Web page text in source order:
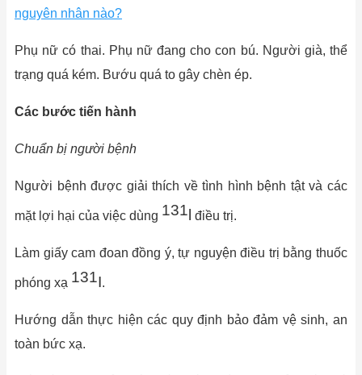
nguyên nhân nào?
Phụ nữ có thai. Phụ nữ đang cho con bú. Người già, thể
trạng quá kém. Bướu quá to gây chèn ép.
Các bước tiến hành
Chuẩn bị người bệnh
Người bệnh được giải thích về tình hình bệnh tật và các
mặt lợi hại của việc dùng 131 điều trị.
Làm giấy cam đoan đồng ý, tự nguyện điều trị bằng thuốc
phóng xạ 131I.
Hướng dẫn thực hiện các quy định bảo đảm vệ sinh, an
toàn bức xạ.